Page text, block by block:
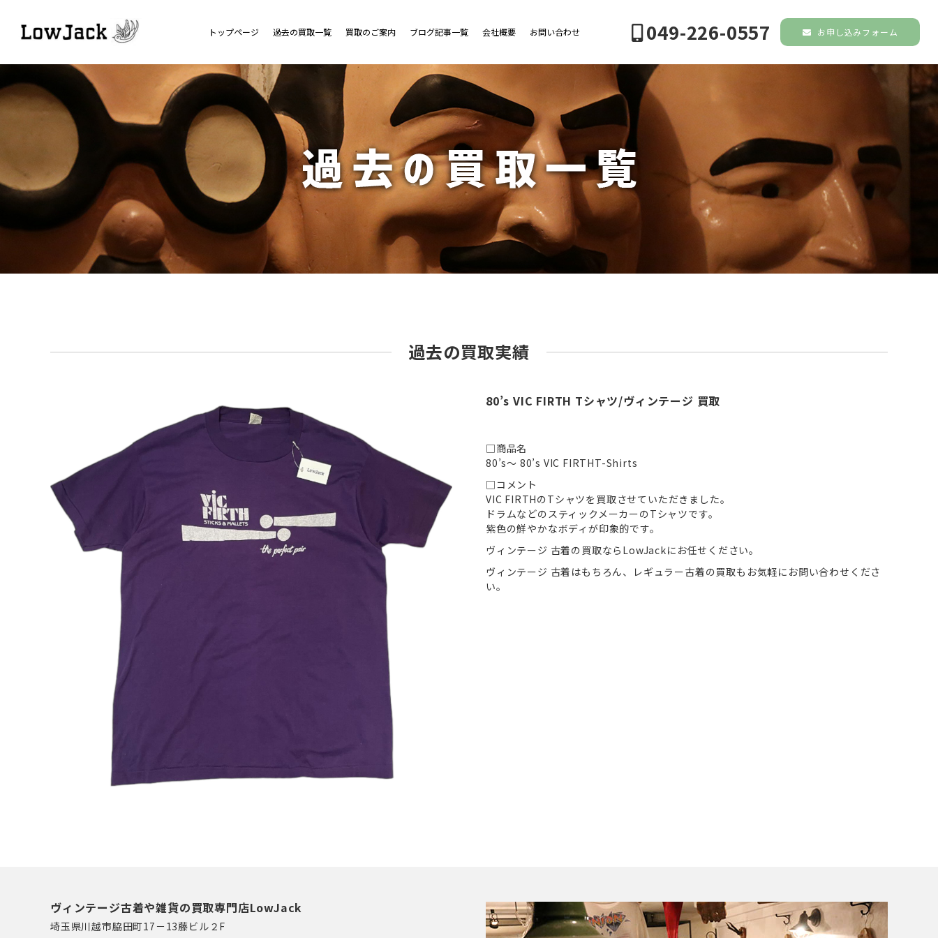
トップページ 過去の買取一覧 買取のご案内 ブログ記事一覧 会社概要 お問い合わせ 049-226-0557 お申し込みフォーム
過去の買取実績
80’s VIC FIRTH Tシャツ/ヴィンテージ 買取
□商品名
80’s～ 80’s VIC FIRTHT-Shirts
□コメント
VIC FIRTHのTシャツを買取させていただきました。
ドラムなどのスティックメーカーのTシャツです。
紫色の鮮やかなボディが印象的です。
ヴィンテージ 古着の買取ならLowJackにお任せください。
ヴィンテージ 古着はもちろん、レギュラー古着の買取もお気軽にお問い合わせくださ
い。
ヴィンテージ古着や雑貨の買取専門店LowJack
埼玉県川越市脇田町17－13藤ビル２F